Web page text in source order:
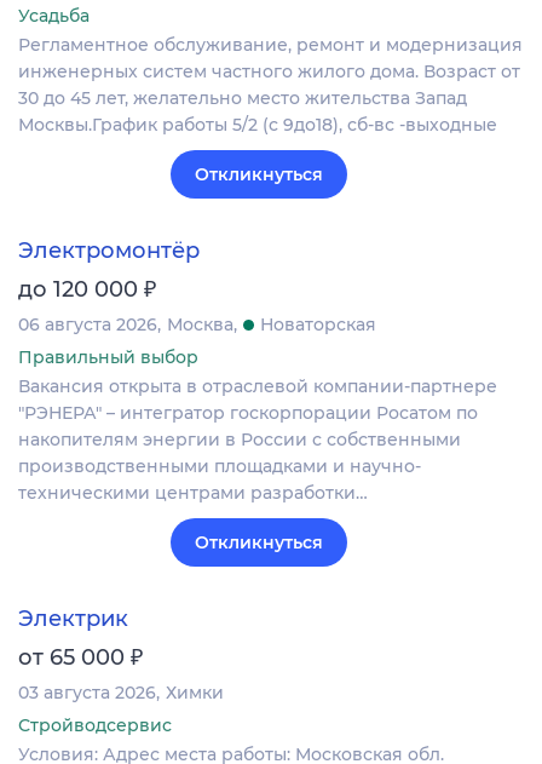
Усадьба
Регламентное обслуживание, ремонт и модернизация
инженерных систем частного жилого дома. Возраст от
30 до 45 лет, желательно место жительства Запад
Москвы.График работы 5/2 (с 9до18), сб-вс -выходные
Откликнуться
Электромонтёр
до 120 000 ₽
06 августа 2026 Москва
Новаторская
Правильный выбор
Вакансия открыта в отраслевой компании-партнере
"РЭНЕРА" – интегратор госкорпорации Росатом по
накопителям энергии в России с собственными
производственными площадками и научно-
техническими центрами разработки…
Откликнуться
Электрик
от 65 000 ₽
03 августа 2026 Химки
Стройводсервис
Условия: Адрес места работы: Московская обл.